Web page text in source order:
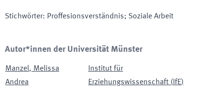
Stichwörter: Proffesionsverständnis; Soziale Arbeit
Autor*innen der Universität Münster
Manzel, Melissa
Andrea
Institut für
Erziehungswissenschaft ( IfE)